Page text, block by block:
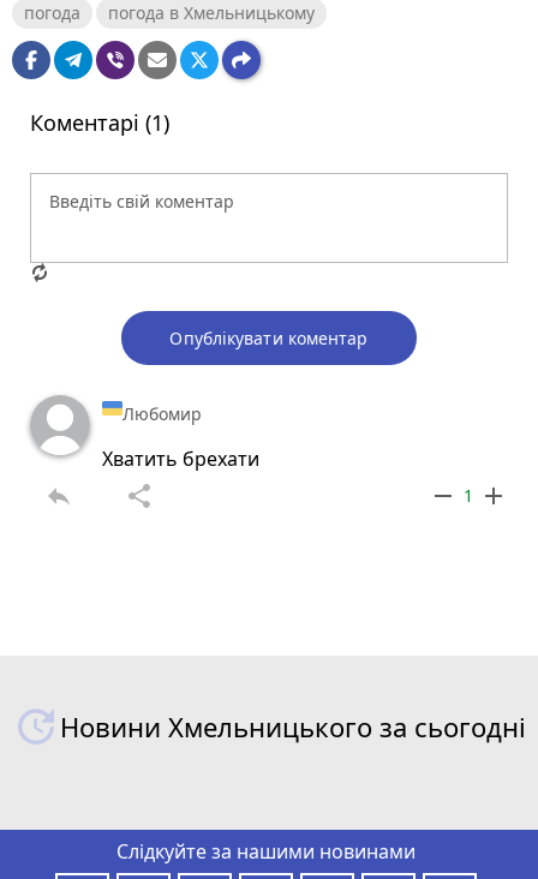
погода погода в Хмельницькому
Коментарі (1)
Опублікувати коментар
Любомир
Хватить брехати
reply share remove 1 add
Новини Хмельницького за сьогодні
Слідкуйте за нашими новинами